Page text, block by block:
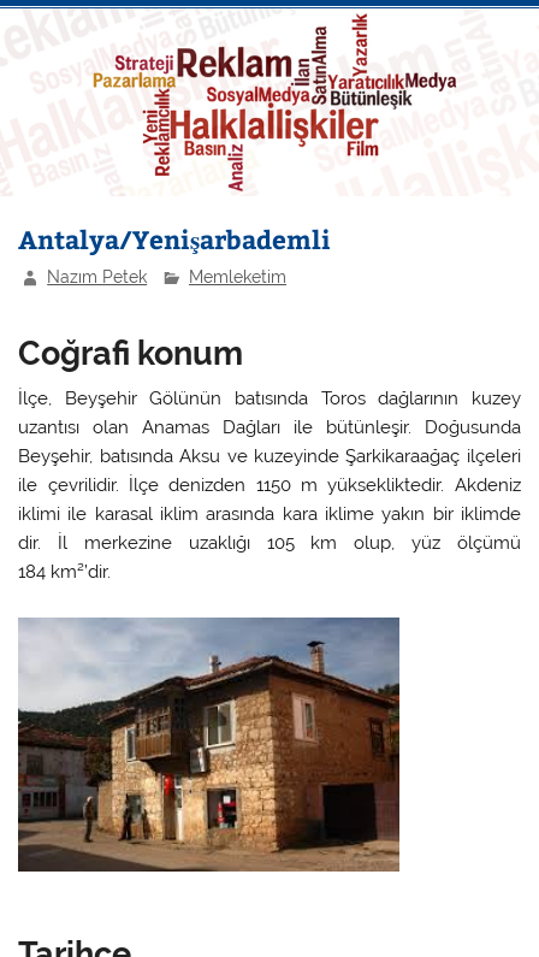
Antalya/Yenişarbademli
Nazım Petek Memleketim
Coğrafi konum
İlçe, Beyşehir Gölünün batısında Toros dağlarının kuzey
uzantısı olan Anamas Dağları ile bütünleşir. Doğusunda
Beyşehir, batısında Aksu ve kuzeyinde Şarkikaraağaç ilçeleri
ile çevrilidir. İlçe denizden 1150 m yüksekliktedir. Akdeniz
iklimi ile karasal iklim arasında kara iklime yakın bir iklimde
dir. İl merkezine uzaklığı 105 km olup, yüz ölçümü
184 km²’dir.